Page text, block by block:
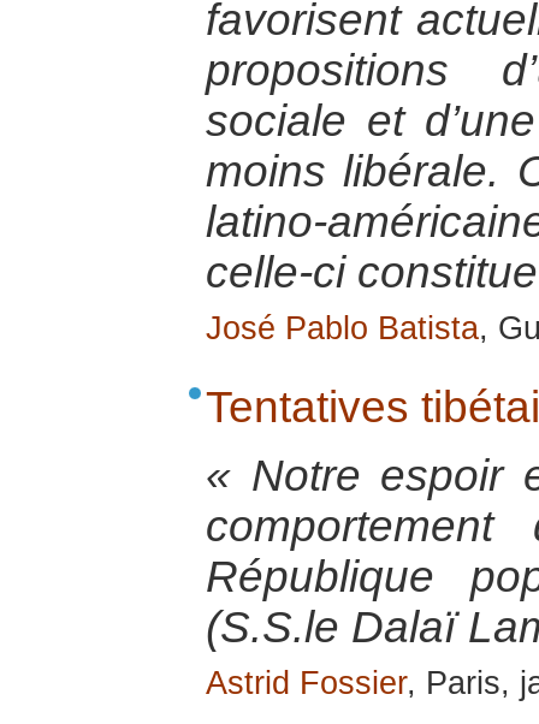
favorisent
propositions
sociale et
moins libérale.
latino-
celle-ci
José Pablo Batista,
Tentatives
« Notre espoir
République
(S.S.le Dalaï
Astrid Fossier, Paris,